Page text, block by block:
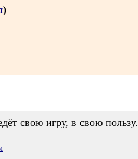
)
свою игру, в свою пользу.